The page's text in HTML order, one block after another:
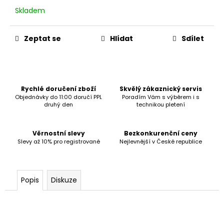
Skladem
Zeptat se Hlídat Sdílet
Rychlé doručení zboží
Objednávky do 11:00 doručí PPL
druhý den
Skvělý zákaznický servis
Poradím Vám s výběrem i s
technikou pletení
Věrnostní slevy
Slevy až 10% pro registrované
Bezkonkurenční ceny
Nejlevnější v České republice
Popis Diskuze
D
o
p